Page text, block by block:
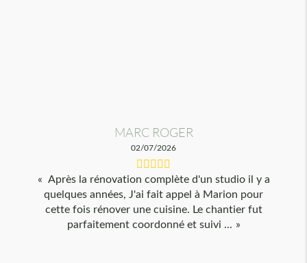
MARC ROGER
02/07/2026
Après la rénovation complète d'un studio il y a
quelques années, J'ai fait appel à Marion pour
cette fois rénover une cuisine. Le chantier fut
parfaitement coordonné et suivi ...